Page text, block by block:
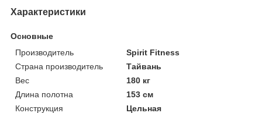
Характеристики
Основные
Производитель
Spirit Fitness
Страна производитель
Тайвань
Вес
180 кг
Длина полотна
153 см
Конструкция
Цельная